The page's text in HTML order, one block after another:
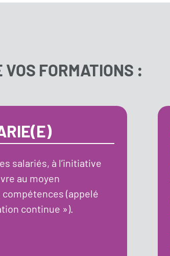
FORMATIONS :
salariés, à l’initiative
au moyen
(appelé
continue »).